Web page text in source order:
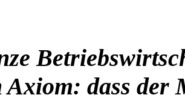
Axiom: dass der